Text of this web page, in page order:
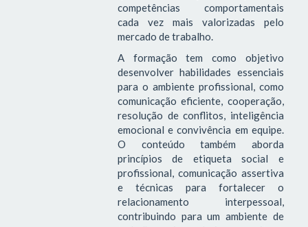
competências comportamentais
cada vez mais valorizadas pelo
mercado de trabalho.
A formação tem como objetivo
desenvolver habilidades essenciais
para o ambiente profissional, como
comunicação eficiente, cooperação,
resolução de conflitos, inteligência
emocional e convivência em equipe.
O conteúdo também aborda
princípios de etiqueta social e
profissional, comunicação assertiva
e técnicas para fortalecer o
relacionamento interpessoal,
contribuindo para um ambiente de